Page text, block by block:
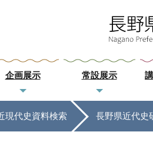
企画展示 常設展示
現代史資料検索 長野県近代史